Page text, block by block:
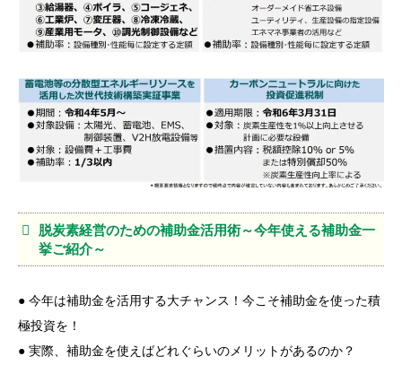
脱炭素経営のための補助金活用術～今年使える補助金一
挙ご紹介～
● 今年は補助金を活用する大チャンス！今こそ補助金を使った積
極投資を！
● 実際、補助金を使えばどれぐらいのメリットがあるのか？